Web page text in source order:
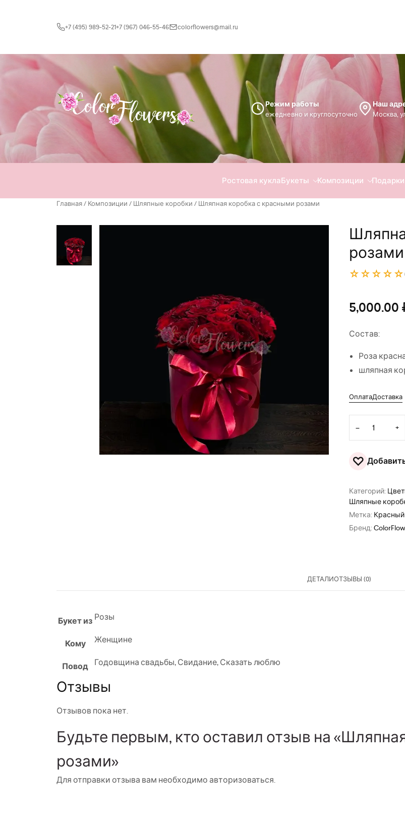
+7 (495) 989-52-21+7 (967) 046-55-46 colorflowers@mail.ru
Режим работы
ежедневно и круглосуточно
Наш
Москва,
Ростовая куклаБукеты Композиции Подарки
Главная/ Композиции / Шляпные коробки / Шляпная коробка с красными розами
розами
☆☆☆☆☆
5,000.00
Состав:
Роза
шляпная
ОплатаДоставка
− +
♡
Категорий:
Шляпные
Метка: Красный
Бренд:
ДЕТАЛИОТЗЫВЫ (0)
Букет из Розы
Кому Женщине
Повод Годовщина свадьбы,Свидание,Сказать люблю
Отзывы
Отзывов пока нет.
Будьте первым, кто оставил отзыв на
розами»
Для отправки отзыва вам необходимо авторизоваться.